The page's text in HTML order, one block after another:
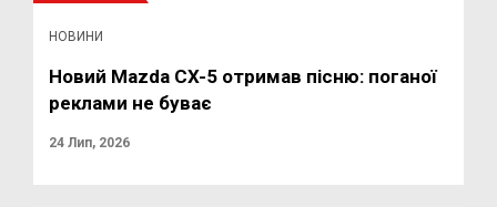
НОВИНИ
Новий Mazda CX-5 отримав пісню: поганої
реклами не буває
24 Лип, 2026